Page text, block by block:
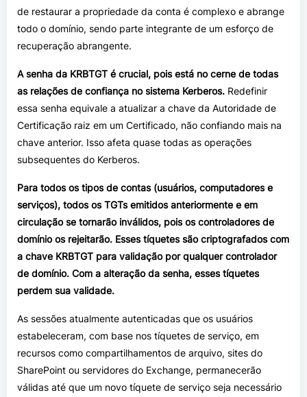
de restaurar a propriedade da conta é complexo e abrange
todo o domínio, sendo parte integrante de um esforço de
recuperação abrangente.
A senha da KRBTGT é crucial, pois está no cerne de todas
as relações de confiança no sistema Kerberos. Redefinir
essa senha equivale a atualizar a chave da Autoridade de
Certificação raiz em um Certificado, não confiando mais na
chave anterior. Isso afeta quase todas as operações
subsequentes do Kerberos.
Para todos os tipos de contas (usuários, computadores e
serviços), todos os TGTs emitidos anteriormente e em
circulação se tornarão inválidos, pois os controladores de
domínio os rejeitarão. Esses tíquetes são criptografados com
a chave KRBTGT para validação por qualquer controlador
de domínio. Com a alteração da senha, esses tíquetes
perdem sua validade.
As sessões atualmente autenticadas que os usuários
estabeleceram, com base nos tíquetes de serviço, em
recursos como compartilhamentos de arquivo, sites do
SharePoint ou servidores do Exchange, permanecerão
válidas até que um novo tíquete de serviço seja necessário